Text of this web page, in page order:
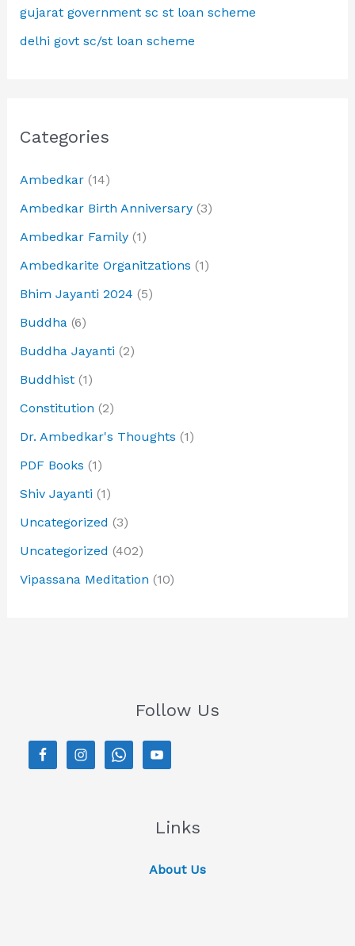
gujarat government sc st loan scheme
delhi govt sc/st loan scheme
Categories
Ambedkar(14)
Ambedkar Birth Anniversary(3)
Ambedkar Family(1)
Ambedkarite Organitzations (1)
Bhim Jayanti 2024 (5)
Buddha(6)
Buddha Jayanti (2)
Buddhist(1)
Constitution (2)
Dr. Ambedkar's Thoughts (1)
PDF Books (1)
Shiv Jayanti (1)
Uncategorized (3)
Uncategorized (402)
Vipassana Meditation (10)
Follow Us
Links
About Us